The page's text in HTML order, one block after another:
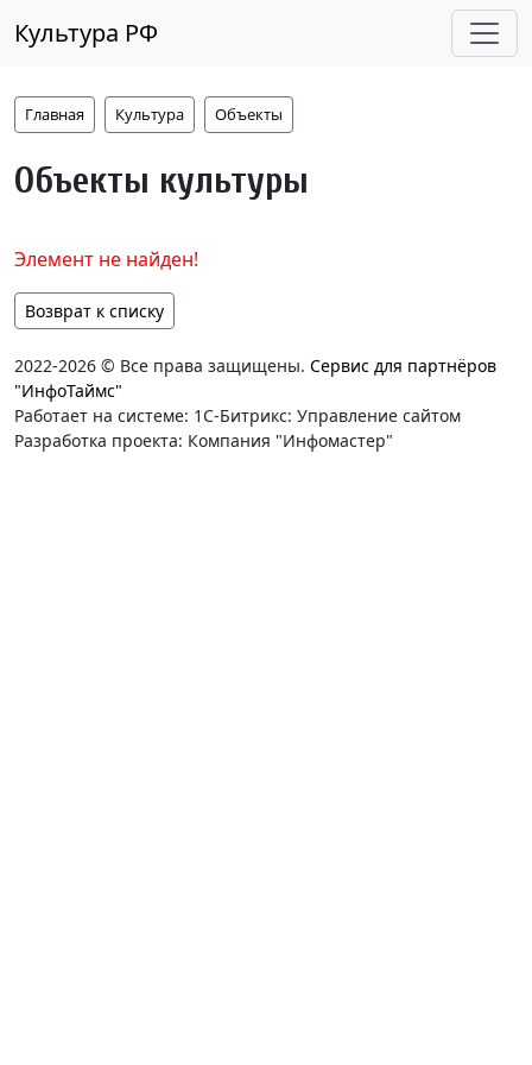
Культура РФ
Главная Культура Объекты
Объекты культуры
Элемент не найден!
Возврат к списку
2022-2026 © Все права защищены. Сервис для партнёров
"ИнфоТаймс"
Работает на системе: 1С-Битрикс: Управление сайтом
Разработка проекта: Компания "Инфомастер"